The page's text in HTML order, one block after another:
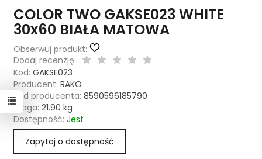
COLOR TWO GAKSE023 WHITE
30x60 BIAŁA MATOWA
Obserwuj produkt:
Dodaj recenzję:
Kod: GAKSE023
Producent: RAKO
Kod producenta: 8590596185790
Waga: 21.90 kg
Dostępność: Jest
Zapytaj o dostępność